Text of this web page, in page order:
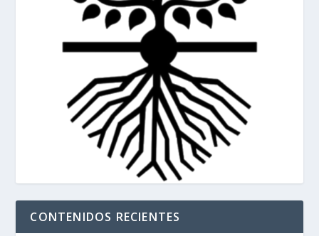
CONTENIDOS RECIENTES